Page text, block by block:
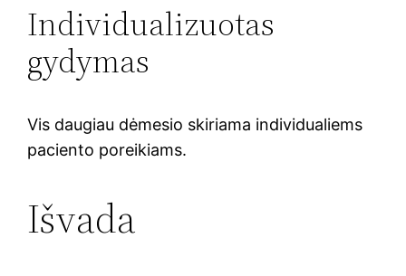
Individualizuotas
gydymas
Vis daugiau dėmesio skiriama individualiems
paciento poreikiams.
Išvada